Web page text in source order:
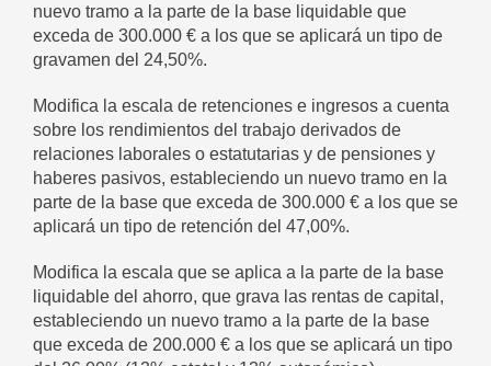
nuevo tramo a la parte de la base liquidable que
exceda de 300.000 € a los que se aplicará un tipo de
gravamen del 24,50%.
Modifica la escala de retenciones e ingresos a cuenta
sobre los rendimientos del trabajo derivados de
relaciones laborales o estatutarias y de pensiones y
haberes pasivos, estableciendo un nuevo tramo en la
parte de la base que exceda de 300.000 € a los que se
aplicará un tipo de retención del 47,00%.
Modifica la escala que se aplica a la parte de la base
liquidable del ahorro, que grava las rentas de capital,
estableciendo un nuevo tramo a la parte de la base
que exceda de 200.000 € a los que se aplicará un tipo